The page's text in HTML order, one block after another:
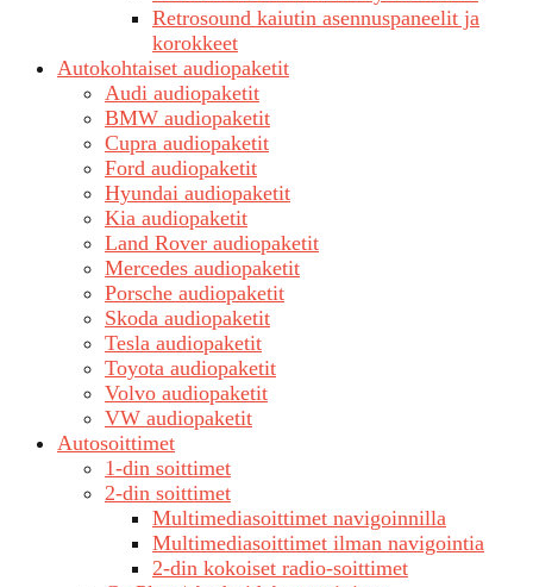
Retrosound kaiutin asennuspaneelit ja
korokkeet
Autokohtaiset audiopaketit
Audi audiopaketit
BMW audiopaketit
Cupra audiopaketit
Ford audiopaketit
Hyundai audiopaketit
Kia audiopaketit
Land Rover audiopaketit
Mercedes audiopaketit
Porsche audiopaketit
Skoda audiopaketit
Tesla audiopaketit
Toyota audiopaketit
Volvo audiopaketit
VW audiopaketit
Autosoittimet
1-din soittimet
2-din soittimet
Multimediasoittimet navigoinnilla
Multimediasoittimet ilman navigointia
2-din kokoiset radio-soittimet